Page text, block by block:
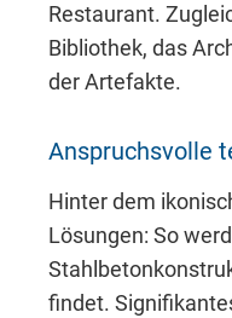
Restaurant.
Bibliothek, das
der Artefakte.
Anspruchsvolle
Hinter dem
Lösungen: So
findet.